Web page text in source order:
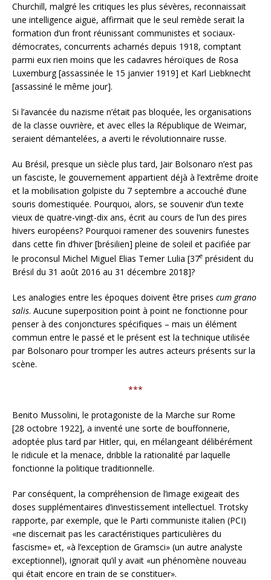
Churchill, malgré les critiques les plus sévères, reconnaissait
une intelligence aiguë, affirmait que le seul remède serait la
formation d’un front réunissant communistes et sociaux-
démocrates, concurrents acharnés depuis 1918, comptant
parmi eux rien moins que les cadavres héroïques de Rosa
Luxemburg [assassinée le 15 janvier 1919] et Karl Liebknecht
[assassiné le même jour].
Si l’avancée du nazisme n’était pas bloquée, les organisations
de la classe ouvrière, et avec elles la République de Weimar,
seraient démantelées, a averti le révolutionnaire russe.
Au Brésil, presque un siècle plus tard, Jair Bolsonaro n’est pas
un fasciste, le gouvernement appartient déjà à l’extrême droite
et la mobilisation golpiste du 7 septembre a accouché d’une
souris domestiquée. Pourquoi, alors, se souvenir d’un texte
vieux de quatre-vingt-dix ans, écrit au cours de l’un des pires
hivers européens? Pourquoi ramener des souvenirs funestes
dans cette fin d’hiver [brésilien] pleine de soleil et pacifiée par
le proconsul Michel Miguel Elias Temer Lulia [37e président du
Brésil du 31 août 2016 au 31 décembre 2018]?
Les analogies entre les époques doivent être prises cum grano
salis. Aucune superposition point à point ne fonctionne pour
penser à des conjonctures spécifiques – mais un élément
commun entre le passé et le présent est la technique utilisée
par Bolsonaro pour tromper les autres acteurs présents sur la
scène.
***
Benito Mussolini, le protagoniste de la Marche sur Rome
[28 octobre 1922], a inventé une sorte de bouffonnerie,
adoptée plus tard par Hitler, qui, en mélangeant délibérément
le ridicule et la menace, dribble la rationalité par laquelle
fonctionne la politique traditionnelle.
Par conséquent, la compréhension de l’image exigeait des
doses supplémentaires d’investissement intellectuel. Trotsky
rapporte, par exemple, que le Parti communiste italien (PCI)
«ne discernait pas les caractéristiques particulières du
fascisme» et, «à l’exception de Gramsci» (un autre analyste
exceptionnel), ignorait qu’il y avait «un phénomène nouveau
qui était encore en train de se constituer».